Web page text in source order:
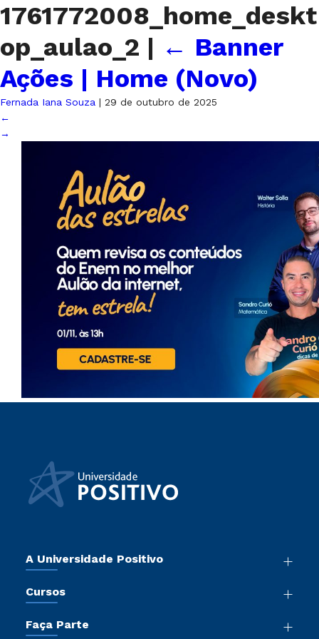
1761772008_home_deskt
op_aulao_2 | ← Banner
Ações | Home (Novo)
Fernada Iana Souza | 29 de outubro de 2025
←
→
A Universidade Positivo
Sala de Imprensa
Cursos
Pós-Graduação
Faça Parte